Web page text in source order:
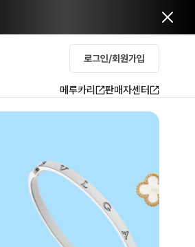
로그인/회원가입
메루카리 판매자센터